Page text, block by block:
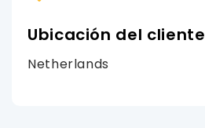
Ubicación del cliente
Netherlands